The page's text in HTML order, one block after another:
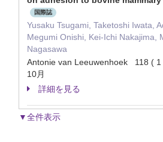
国際誌
Yusaku Tsugami, Taketoshi Iwata,
Megumi Onishi, Kei-Ichi Nakajima,
Nagasawa
Antonie van Leeuwenhoek 118 (
10月
詳細を見る
▼全件表示